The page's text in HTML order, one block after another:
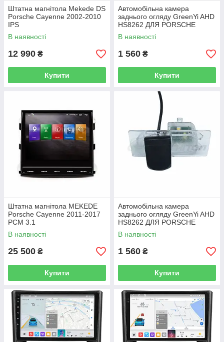
Штатна магнітола Mekede DS
Porsche Cayenne 2002-2010
IPS
В наявності
12 990 ₴
Купити
Автомобільна камера
заднього огляду GreenYi AHD
HS8262 ДЛЯ PORSCHE
CAYENNE
В наявності
1 560 ₴
Купити
Штатна магнітола MEKEDE
Porsche Cayenne 2011-2017
PCM 3.1
В наявності
25 500 ₴
Купити
Автомобільна камера
заднього огляду GreenYi AHD
HS8262 ДЛЯ PORSCHE
CAYENNE
В наявності
1 560 ₴
Купити